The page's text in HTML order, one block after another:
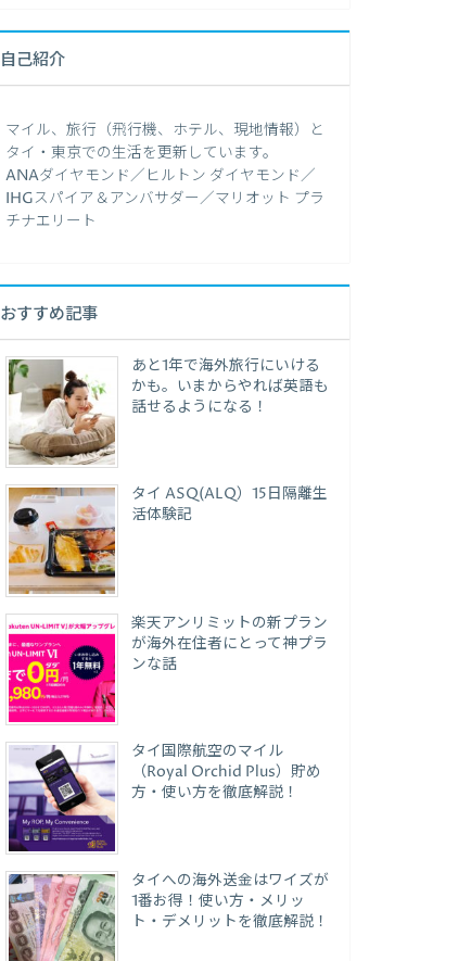
自己紹介
マイル、旅行（飛行機、ホテル、現地情報）と
タイ・東京での生活を更新しています。
ANAダイヤモンド／ヒルトン ダイヤモンド／
IHGスパイア＆アンバサダー／マリオット プラ
チナエリート
おすすめ記事
あと1年で海外旅行にいける
かも。いまからやれば英語も
話せるようになる！
タイ ASQ(ALQ）15日隔離生
活体験記
楽天アンリミットの新プラン
が海外在住者にとって神プラ
ンな話
タイ国際航空のマイル
（Royal Orchid Plus）貯め
方・使い方を徹底解説！
タイへの海外送金はワイズが
1番お得！使い方・メリッ
ト・デメリットを徹底解説！